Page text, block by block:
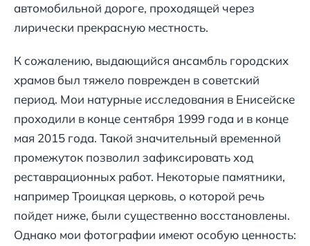
автомобильной дороге, проходящей через
лирически прекрасную местность.
К сожалению, выдающийся ансамбль городских
храмов был тяжело поврежден в советский
период. Мои натурные исследования в Енисейске
проходили в конце сентября 1999 года и в конце
мая 2015 года. Такой значительный временной
промежуток позволил зафиксировать ход
реставрационных работ. Некоторые памятники,
например Троицкая церковь, о которой речь
пойдет ниже, были существенно восстановлены.
Однако мои фотографии имеют особую ценность: